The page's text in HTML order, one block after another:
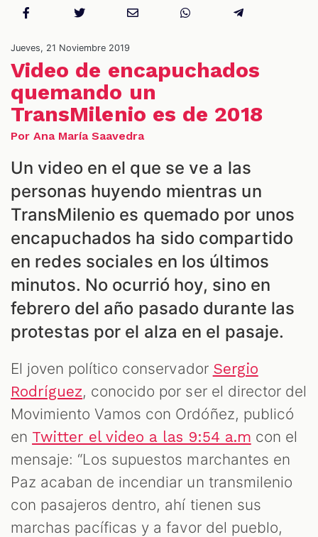
Jueves, 21 Noviembre 2019
Video de encapuchados
quemando un
TransMilenio es de 2018
Por Ana María Saavedra
Un video en el que se ve a las
personas huyendo mientras un
TransMilenio es quemado por unos
encapuchados ha sido compartido
en redes sociales en los últimos
minutos. No ocurrió hoy, sino en
febrero del año pasado durante las
protestas por el alza en el pasaje.
El joven político conservador Sergio
Rodríguez, conocido por ser el director del
Movimiento Vamos con Ordóñez, publicó
en Twitter el video a las 9:54 a.m con el
mensaje: “Los supuestos marchantes en
Paz acaban de incendiar un transmilenio
con pasajeros dentro, ahí tienen sus
marchas pacíficas y a favor del pueblo,